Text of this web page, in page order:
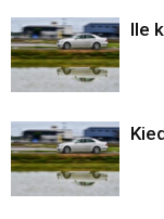
Ile